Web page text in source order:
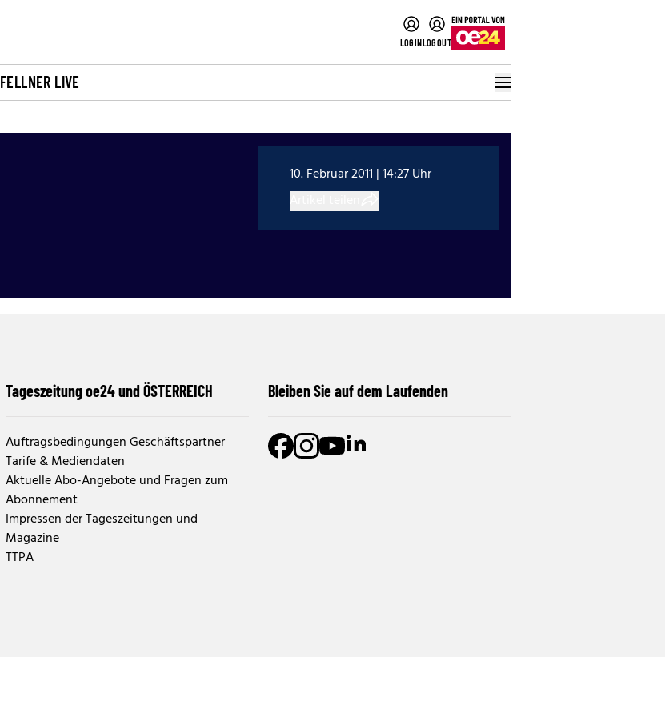
LOGINLOGOUT
FELLNER LIVE
10. Februar 2011 | 14:27 Uhr
Tageszeitung oe24 und ÖSTERREICH
Auftragsbedingungen Geschäftspartner
Tarife & Mediendaten
Aktuelle Abo-Angebote und Fragen zum
Abonnement
Impressen der Tageszeitungen und
Magazine
TTPA
Bleiben Sie auf dem Laufenden